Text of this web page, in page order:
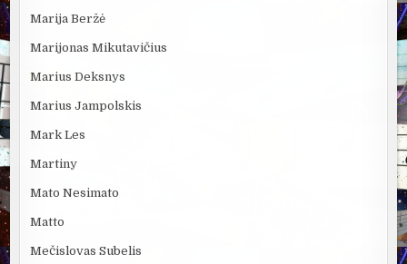
Marija Beržė
Marijonas Mikutavičius
Marius Deksnys
Marius Jampolskis
Mark Les
Martiny
Mato Nesimato
Matto
Mečislovas Subelis